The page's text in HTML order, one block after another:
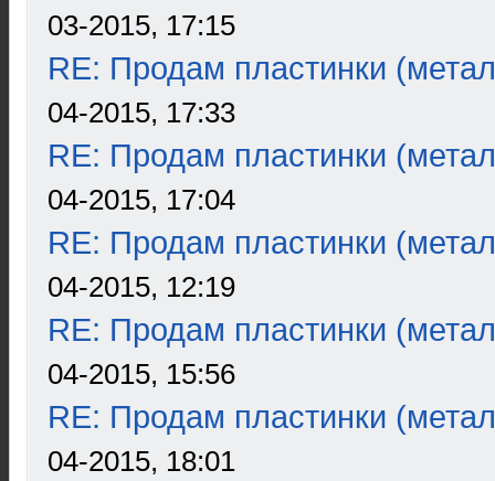
03-2015, 17:15
RE: Продам пластинки
04-2015, 17:33
RE: Продам пластинки
04-2015, 17:04
RE: Продам пластинки
04-2015, 12:19
RE: Продам пластинки
04-2015, 15:56
RE: Продам пластинки
04-2015, 18:01